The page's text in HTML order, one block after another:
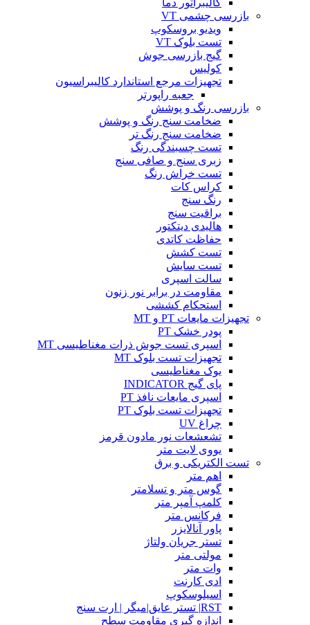
کالیبراتور دما
بازرسی چشمی VT
ویدیو بروسکوپ
تست بلوک VT
گیج بازرسی جوش
کولیس
تجهیزات مرجع استاندارد کالیبراسیون
جعبه راپورتر
بازرسی رنگ و پوشش
ضخامت سنج رنگ و پوشش
ضخامت سنج رنگ تر
تست چسبندگی رنگ
زبری سنج و صافی سنج
تست خراش رنگ
کراس کات
رنگ سنج
براقیت سنج
هالیدی دیتکتور
حفاظت کاتدی
تست کشش
تست سایش
سالت اسپری
مقاومت در برابر نور زنون
استحکام کششی
تجهیزات مایعات PT و MT
پودر خشک PT
اسپری تست جوش ذرات مغناطیسی MT
تجهیزات تست بلوک MT
یوک مغناطیسی
پای گیج INDICATOR
اسپری مایعات نافذ PT
تجهیزات تست بلوک PT
چراغ UV
تشعشعات نور مادون قرمز
یووی لایت متر
تست الکتریکی و برق
اهم متر
گوس متر و تسلامتر
کلمپ آمپر متر
فرکانس متر
پاور آنالایزر
تستر جریان ولتاژ
مولتی متر
وات متر
ادی کارنت
اسیلوسکوپ
RST| تستر عایق|میگر | ارت سنج
اندازه گیری مقاومت سطح